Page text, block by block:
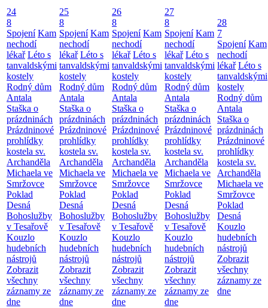
24
8
Spojení Kam
nechodí
lékař Léto s
tanvaldskými
kostely
Rodný dům
Antala
Staška o
prázdninách
Prázdninové
prohlídky
kostela sv.
Archanděla
Michaela ve
Smržovce
Poklad
Desná
Bohoslužby
v Tesařově
Kouzlo
hudebních
nástrojů
Zobrazit
všechny
záznamy ze
dne
25
8
Spojení Kam
nechodí
lékař Léto s
tanvaldskými
kostely
Rodný dům
Antala
Staška o
prázdninách
Prázdninové
prohlídky
kostela sv.
Archanděla
Michaela ve
Smržovce
Poklad
Desná
Bohoslužby
v Tesařově
Kouzlo
hudebních
nástrojů
Zobrazit
všechny
záznamy ze
dne
26
8
Spojení Kam
nechodí
lékař Léto s
tanvaldskými
kostely
Rodný dům
Antala
Staška o
prázdninách
Prázdninové
prohlídky
kostela sv.
Archanděla
Michaela ve
Smržovce
Poklad
Desná
Bohoslužby
v Tesařově
Kouzlo
hudebních
nástrojů
Zobrazit
všechny
záznamy ze
dne
27
8
Spojení Kam
nechodí
lékař Léto s
tanvaldskými
kostely
Rodný dům
Antala
Staška o
prázdninách
Prázdninové
prohlídky
kostela sv.
Archanděla
Michaela ve
Smržovce
Poklad
Desná
Bohoslužby
v Tesařově
Kouzlo
hudebních
nástrojů
Zobrazit
všechny
záznamy ze
dne
28
7
Spojení Kam
nechodí
lékař Léto s
tanvaldskými
kostely
Rodný dům
Antala
Staška o
prázdninách
Prázdninové
prohlídky
kostela sv.
Archanděla
Michaela ve
Smržovce
Poklad
Desná
Kouzlo
hudebních
nástrojů
Zobrazit
všechny
záznamy ze
dne